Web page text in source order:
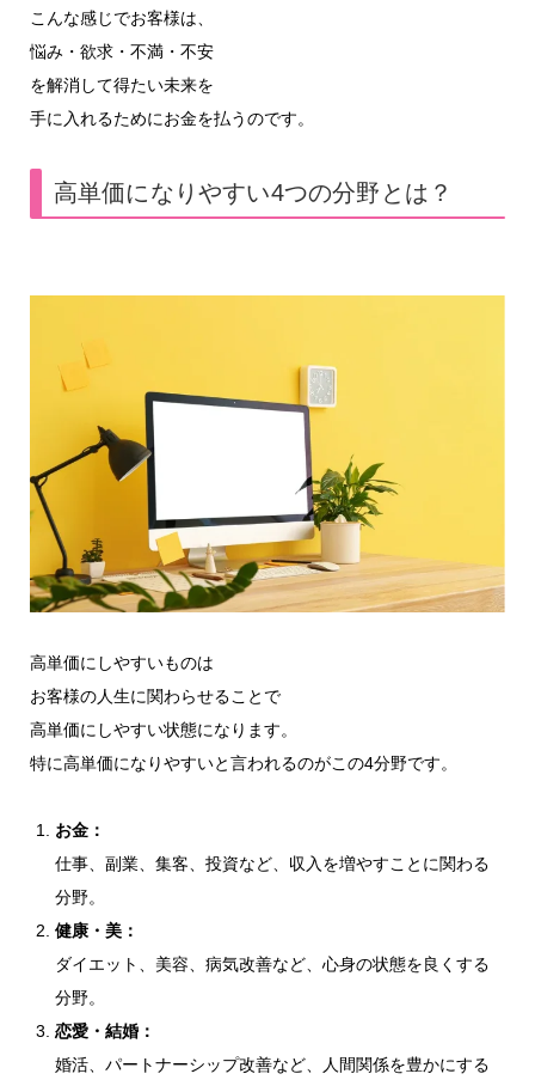
こんな感じでお客様は、
悩み・欲求・不満・不安
を解消して得たい未来を
手に入れるためにお金を払うのです。
高単価になりやすい4つの分野とは？
高単価にしやすいものは
お客様の人生に関わらせることで
高単価にしやすい状態になります。
特に高単価になりやすいと言われるのがこの4分野です。
お金：
仕事、副業、集客、投資など、収入を増やすことに関わる
分野。
健康・美：
ダイエット、美容、病気改善など、心身の状態を良くする
分野。
恋愛・結婚：
婚活、パートナーシップ改善など、人間関係を豊かにする